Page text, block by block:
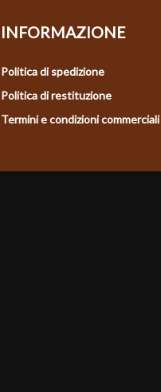
INFORMAZIONE
Politica di spedizione
Politica di restituzione
Termini e condizioni commerciali